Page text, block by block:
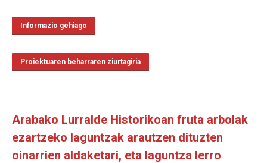
Informazio gehiago
Proiektuaren beharraren ziurtagiria
Arabako Lurralde Historikoan fruta arbolak
ezartzeko laguntzak arautzen dituzten
oinarrien aldaketari, eta laguntza lerro